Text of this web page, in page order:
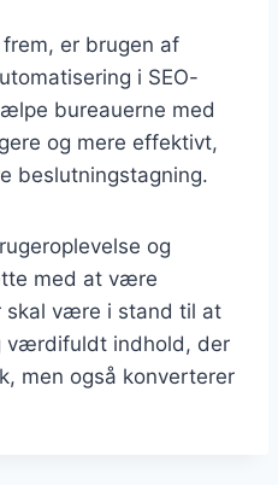
er brugen af
i SEO-
bureauerne med
og mere effektivt,
beslutningstagning.
og
med at være
skal være i stand til at
værdifuldt indhold, der
men også konverterer